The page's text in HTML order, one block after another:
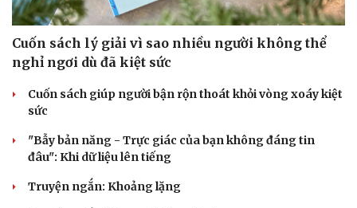
Cuốn sách lý giải vì sao nhiều người không thể
nghỉ ngơi dù đã kiệt sức
Cuốn sách giúp người bận rộn thoát khỏi vòng xoáy kiệt
sức
"Bẫy bản năng - Trực giác của bạn không đáng tin
đâu": Khi dữ liệu lên tiếng
Truyện ngắn: Khoảng lặng